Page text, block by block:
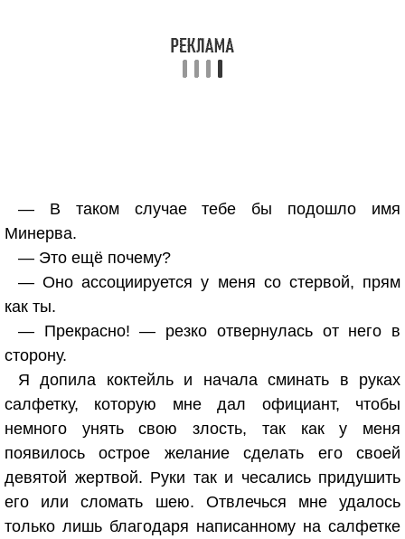
— В таком случае тебе бы подошло имя
Минерва.
— Это ещё почему?
— Оно ассоциируется у меня со стервой, прям
как ты.
— Прекрасно! — резко отвернулась от него в
сторону.
Я допила коктейль и начала сминать в руках
салфетку, которую мне дал официант, чтобы
немного унять свою злость, так как у меня
появилось острое желание сделать его своей
девятой жертвой. Руки так и чесались придушить
его или сломать шею. Отвлечься мне удалось
только лишь благодаря написанному на салфетке